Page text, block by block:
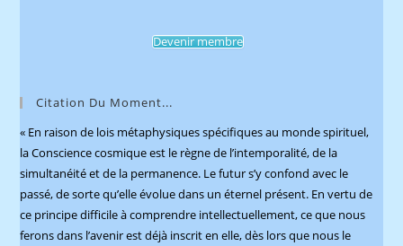
Devenir membre
Citation Du Moment...
« En raison de lois métaphysiques spécifiques au monde spirituel,
la Conscience cosmique est le règne de l’intemporalité, de la
simultanéité et de la permanence. Le futur s’y confond avec le
passé, de sorte qu’elle évolue dans un éternel présent. En vertu de
ce principe difficile à comprendre intellectuellement, ce que nous
ferons dans l’avenir est déjà inscrit en elle, dès lors que nous le